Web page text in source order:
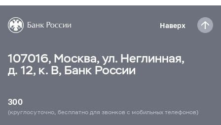
Наверх
107016, Москва, ул. Неглинная,
д. 12, к. В, Банк России
300
(круглосуточно, бесплатно для звонков с мобильных телефонов)